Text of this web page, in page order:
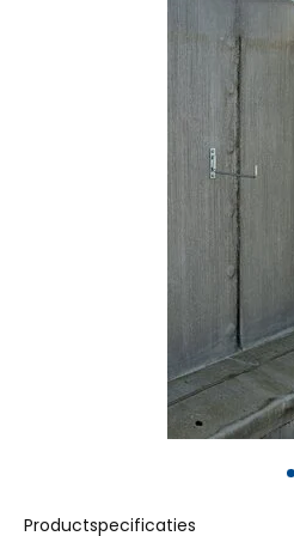
Productspecificaties